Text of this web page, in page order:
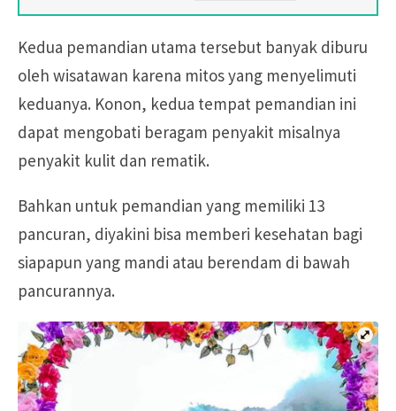
Kedua pemandian utama tersebut banyak diburu
oleh wisatawan karena mitos yang menyelimuti
keduanya. Konon, kedua tempat pemandian ini
dapat mengobati beragam penyakit misalnya
penyakit kulit dan rematik.
Bahkan untuk pemandian yang memiliki 13
pancuran, diyakini bisa memberi kesehatan bagi
siapapun yang mandi atau berendam di bawah
pancurannya.